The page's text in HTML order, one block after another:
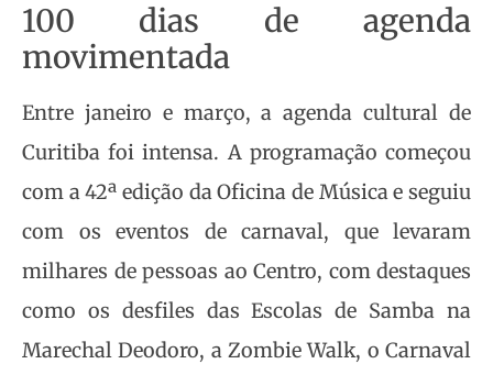
100 dias de agenda
movimentada
Entre janeiro e março, a agenda cultural de
Curitiba foi intensa. A programação começou
com a 42ª edição da Oficina de Música e seguiu
com os eventos de carnaval, que levaram
milhares de pessoas ao Centro, com destaques
como os desfiles das Escolas de Samba na
Marechal Deodoro, a Zombie Walk, o Carnaval